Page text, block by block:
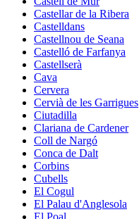
Castellar de la Ribera
Castelldans
Castellnou de Seana
Castelló de Farfanya
Castellserà
Cava
Cervera
Cervià de les Garrigues
Ciutadilla
Clariana de Cardener
Coll de Nargó
Conca de Dalt
Corbins
Cubells
El Cogul
El Palau d'Anglesola
El Poal